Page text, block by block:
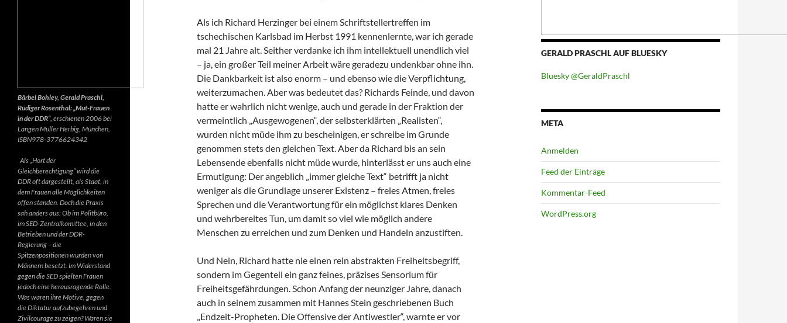
Als ich Richard Herzinger bei einem Schriftstellertreffen im
tschechischen Karlsbad im Herbst 1991 kennenlernte, war ich gerade
mal 21 Jahre alt. Seither verdanke ich ihm intellektuell unendlich viel
– ja, ein großer Teil meiner Arbeit wäre geradezu undenkbar ohne ihn.
Die Dankbarkeit ist also enorm – und ebenso wie die Verpflichtung,
weiterzumachen. Aber was bedeutet das? Richards Feinde, und davon
hatte er wahrlich nicht wenige, auch und gerade in der Fraktion der
vermeintlich „Ausgewogenen“, der selbsterklärten „Realisten“,
wurden nicht müde ihm zu bescheinigen, er schreibe im Grunde
genommen stets den gleichen Text. Aber da Richard bis an sein
Lebensende ebenfalls nicht müde wurde, hinterlässt er uns auch eine
Ermutigung: Der angeblich „immer gleiche Text“ betrifft ja nicht
weniger als die Grundlage unserer Existenz – freies Atmen, freies
Sprechen und die Verantwortung für ein möglichst klares Denken
und wehrbereites Tun, um damit so viel wie möglich andere
Menschen zu erreichen und zum Denken und Handeln anzustiften.
Und Nein, Richard hatte nie einen rein abstrakten Freiheitsbegriff,
sondern im Gegenteil ein ganz feines, präzises Sensorium für
Freiheitsgefährdungen. Schon Anfang der neunziger Jahre, danach
auch in seinem zusammen mit Hannes Stein geschriebenen Buch
„Endzeit-Propheten. Die Offensive der Antiwestler“, warnte er vor
GERALD PRASCHL AUF BLUESKY
Bluesky @GeraldPraschl
META
Anmelden
Feed der Einträge
Kommentar-Feed
WordPress.org
Bärbel Bohley, Gerald Praschl,
Rüdiger Rosenthal: „Mut-Frauen
in der DDR“, erschienen 2006 bei
Langen Müller Herbig, München,
ISBN978-3776624342
Als „Hort der
Gleichberechtigung“ wird die
DDR oft dargestellt, als Staat, in
dem Frauen alle Möglichkeiten
offen standen. Doch die Praxis
sah anders aus: Ob im Politbüro,
im SED-Zentralkomittee, in den
Betrieben und der DDR-
Regierung – die
Spitzenpositionen wurden von
Männern besetzt. Im Widerstand
gegen die SED spielten Frauen
jedoch eine herausragende Rolle.
Was waren ihre Motive, gegen
die Diktatur aufzubegehren und
Zivilcourage zu zeigen? Waren sie